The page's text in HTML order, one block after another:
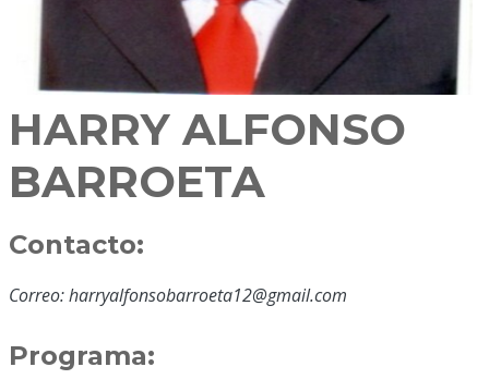
HARRY ALFONSO
BARROETA
Contacto:
Correo: harryalfonsobarroeta12@gmail.com
Programa: